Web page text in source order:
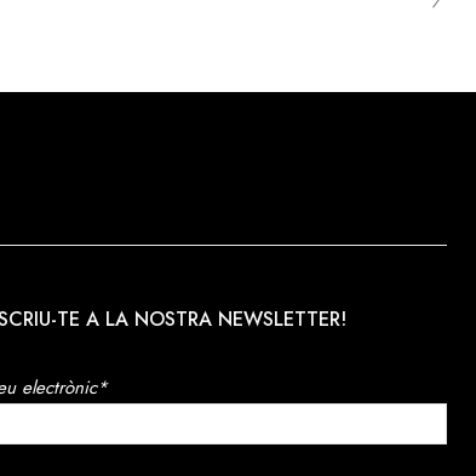
TE A LA NOSTRA NEWSLETTER!
electrònic*